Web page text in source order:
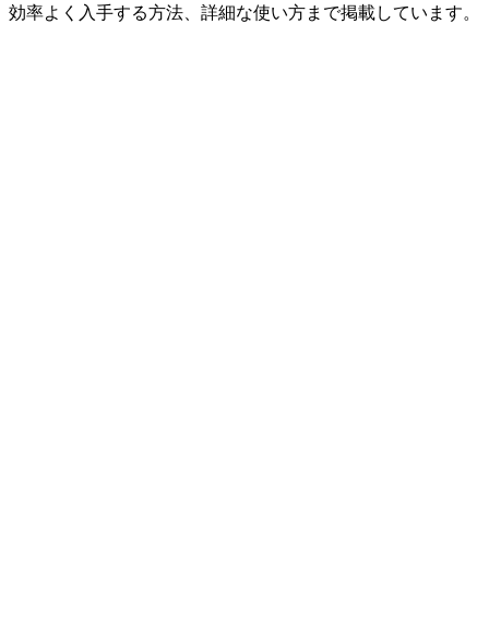
効率よく入手する方法、詳細な使い方まで掲載しています。